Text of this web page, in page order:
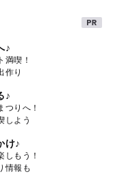
♪
満喫！
作り
♪
つりへ！
しよう
け♪
しもう！
情報も